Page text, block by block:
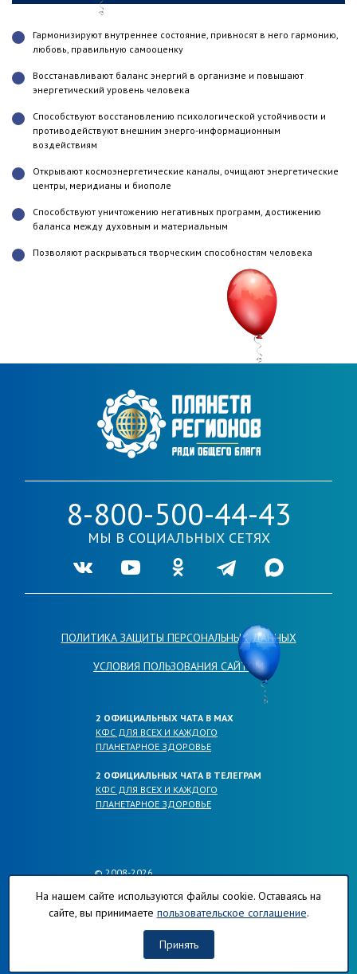
Гармонизируют внутреннее состояние, привносят в него гармонию,
любовь, правильную самооценку
Восстанавливают баланс энергий в организме и повышают
энергетический уровень человека
Способствуют восстановлению психологической устойчивости и
противодействуют внешним энерго-информационным
воздействиям
Открывают космоэнергетические каналы, очищают энергетические
центры, меридианы и биополе
Способствуют уничтожению негативных программ, достижению
баланса между духовным и материальным
Позволяют раскрываться творческим способностям человека
8-800-500-44-43
МЫ В СОЦИАЛЬНЫХ СЕТЯХ
Ссылка на нашу группу во VKontakte
Ссылка на наш канал в Youtube
Ссылка на нашу группу в
Ссылка на наш канал в
Ссылка на наш
ПОЛИТИКА ЗАЩИТЫ ПЕРСОНАЛЬНЫХ ДАННЫХ
УСЛОВИЯ ПОЛЬЗОВАНИЯ САЙТОМ
2 ОФИЦИАЛЬНЫХ ЧАТА В МАХ
КФС ДЛЯ ВСЕХ И КАЖДОГО
ПЛАНЕТАРНОЕ ЗДОРОВЬЕ
2 ОФИЦИАЛЬНЫХ ЧАТА В ТЕЛЕГРАМ
КФС ДЛЯ ВСЕХ И КАЖДОГО
ПЛАНЕТАРНОЕ ЗДОРОВЬЕ
© 2008-2026
ПЛАНЕТА-РЕГИОНОВ.РФ
КФС-ПЛАНЕТА-РЕГИОНОВ.РФ
ХЛОРОФИЛЛ-ПЛАНЕТА-РЕГИОНОВ.РФ
На нашем сайте используются файлы cookie. Оставаясь на
сайте, вы принимаете пользовательское соглашение.
Принять